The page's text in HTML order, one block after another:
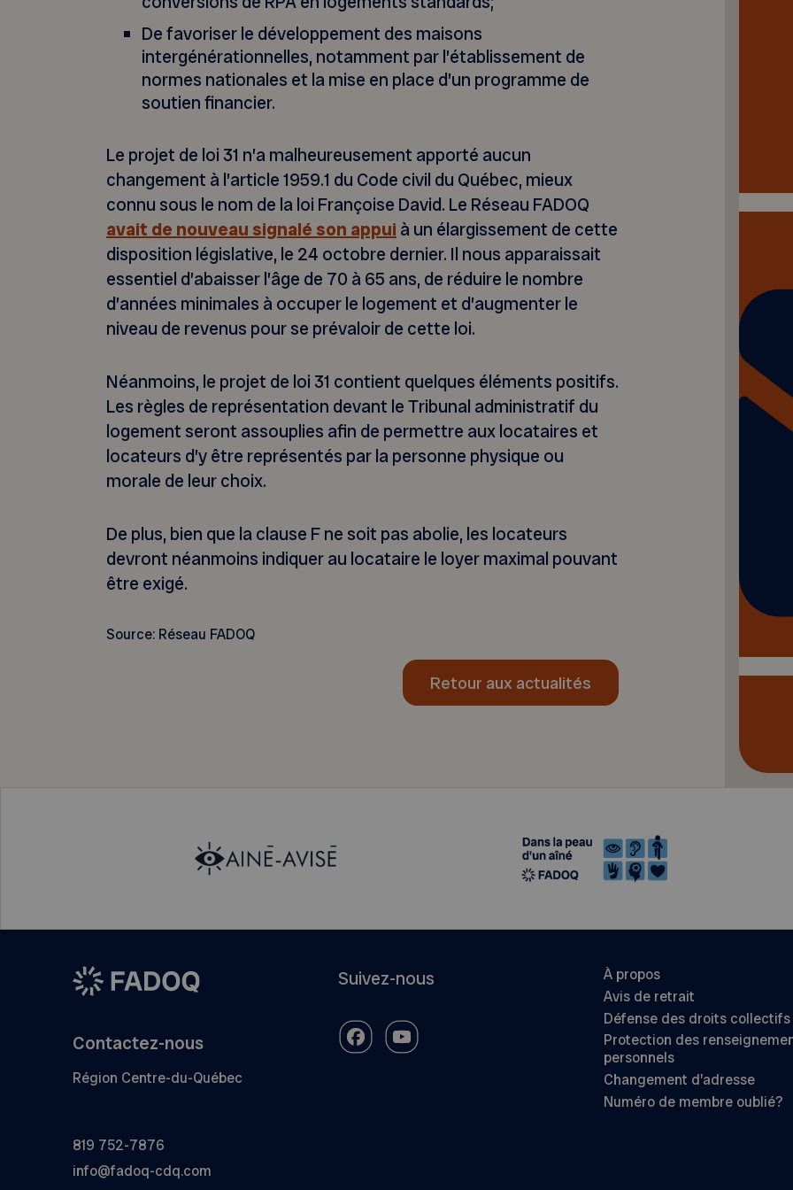
De favoriser le développement des maisons
intergénérationnelles, notamment par l’établissement de
normes nationales et la mise en place d’un programme de
soutien financier.
Le projet de loi 31 n’a malheureusement apporté aucun
changement à l’article 1959.1 du Code civil du Québec, mieux
connu sous le nom de la loi Françoise David. Le Réseau FADOQ
avait de nouveau signalé son appui à un élargissement de cette
disposition législative, le 24 octobre dernier. Il nous apparaissait
essentiel d’abaisser l’âge de 70 à 65 ans, de réduire le nombre
d’années minimales à occuper le logement et d’augmenter le
niveau de revenus pour se prévaloir de cette loi.
Néanmoins, le projet de loi 31 contient quelques éléments positifs.
Les règles de représentation devant le Tribunal administratif du
logement seront assouplies afin de permettre aux locataires et
locateurs d’y être représentés par la personne physique ou
morale de leur choix.
De plus, bien que la clause F ne soit pas abolie, les locateurs
devront néanmoins indiquer au locataire le loyer maximal pouvant
être exigé.
Source: Réseau FADOQ
Retour aux actualités
Contactez-nous
Région Centre-du-Québec
819 752-7876
info@fadoq-cdq.com
Suivez-nous
À propos
Avis de retrait
Défense des droits collectifs
Protection des
personnels
Changement d’adresse
Numéro de membre oublié?